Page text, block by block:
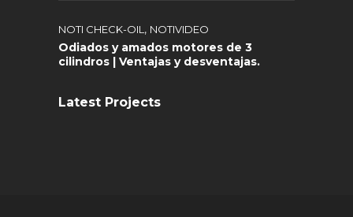
NOTI CHECK-OIL , NOTIVIDEO
Odiados y amados motores de 3
cilindros | Ventajas y desventajas.
Latest Projects